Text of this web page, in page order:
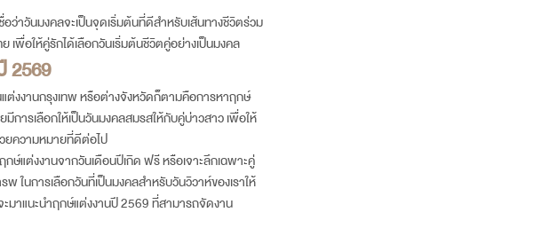
ว่าวันมงคลจะเป็นจุดเริ่มต้นที่ดีสำหรับเส้นทางชีวิตร่วม
พื่อให้คู่รักได้เลือกวันเริ่มต้นชีวิตคู่อย่างเป็นมงคล
2569
งงานกรุงเทพ หรือต่างจังหวัดก็ตามคือการหาฤกษ์
การเลือกให้เป็นวันมงคลสมรสให้กับคู่บ่าวสาว เพื่อให้
ยความหมายที่ดีต่อไป
ษ์แต่งงานจากวันเดือนปีเกิด ฟรี หรือเจาะลึกเฉพาะคู่
ในการเลือกวันที่เป็นมงคลสำหรับวันวิวาห์ของเราให้
มาแนะนำฤกษ์แต่งงานปี 2569 ที่สามารถจัดงาน